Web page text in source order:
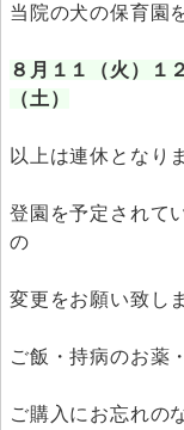
当院の犬の保育園
８月１１（火）１
（土）
以上は連休となり
登園を予定されて
の
変更をお願い致し
ご飯・持病のお薬
ご購入にお忘れの